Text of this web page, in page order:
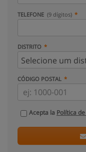
TELEFONE (9 dígitos)
DISTRITO
CÓDIGO POSTAL
Acepta la Política